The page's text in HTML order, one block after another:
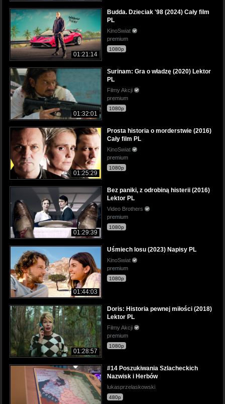
01:21:14
Budda. Dzieciak '98 (2024) Cały film
PL
KinoSwiat
premium
1080p
01:32:01
Surinam: Gra o władzę (2020) Lektor
PL
Filmy Akcji
premium
1080p
01:25:29
Prosta historia o morderstwie (2016)
Cały film PL
KinoSwiat
premium
1080p
01:29:39
Bez paniki, z odrobiną histerii (2016)
Lektor PL
Video Brothers
premium
1080p
01:44:03
Uśmiech losu (2023) Napisy PL
KinoSwiat
premium
1080p
01:28:57
Doris: Historia pewnej miłości (2018)
Lektor PL
Filmy Akcji
premium
1080p
#14 Poszukiwania Szlacheckich
Nazwisk i Herbów
lukasprzelaskowski
480p